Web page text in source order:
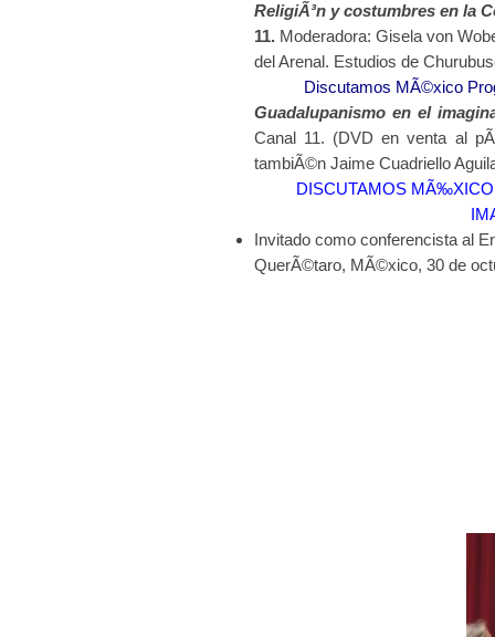
ReligiÃ³n y costumbres en la
11. Moderadora: Gisela von
del Arenal. Estudios de
Discutamos MÃ©xico
Guadalupanismo en el
Canal 11. (DVD en venta al
tambiÃ©n Jaime Cuadriello
DISCUTAMOS
Invitado como conferencista al
QuerÃ©taro, MÃ©xico, 30 de